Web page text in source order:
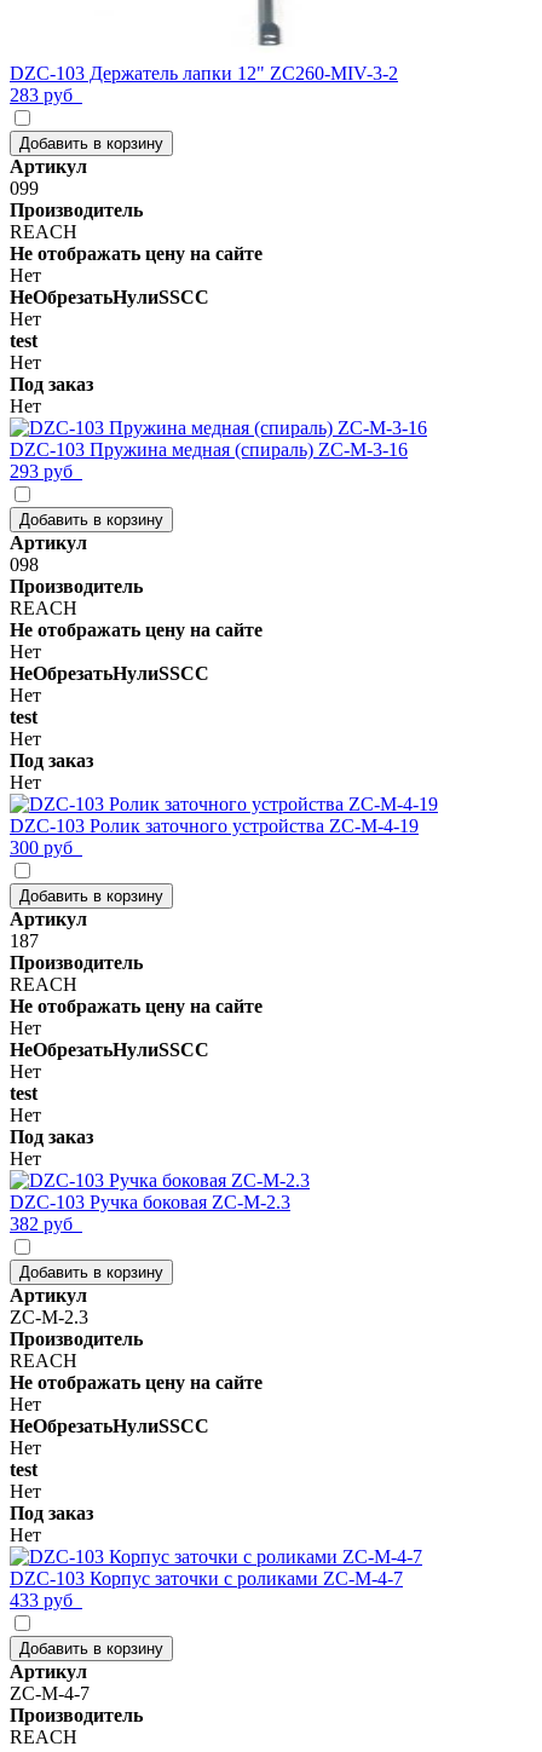
DZC-103 Держатель лапки 12" ZC260-MIV-3-2
283 руб
Добавить в корзину
Артикул
099
Производитель
REACH
Не отображать цену на сайте
Нет
НеОбрезатьНулиSSCC
Нет
test
Нет
Под заказ
Нет
DZC-103 Пружина медная (спираль) ZC-M-3-16
293 руб
Добавить в корзину
Артикул
098
Производитель
REACH
Не отображать цену на сайте
Нет
НеОбрезатьНулиSSCC
Нет
test
Нет
Под заказ
Нет
DZC-103 Ролик заточного устройства ZC-M-4-19
300 руб
Добавить в корзину
Артикул
187
Производитель
REACH
Не отображать цену на сайте
Нет
НеОбрезатьНулиSSCC
Нет
test
Нет
Под заказ
Нет
DZC-103 Ручка боковая ZC-M-2.3
382 руб
Добавить в корзину
Артикул
ZC-M-2.3
Производитель
REACH
Не отображать цену на сайте
Нет
НеОбрезатьНулиSSCC
Нет
test
Нет
Под заказ
Нет
DZC-103 Корпус заточки с роликами ZC-M-4-7
433 руб
Добавить в корзину
Артикул
ZC-M-4-7
Производитель
REACH